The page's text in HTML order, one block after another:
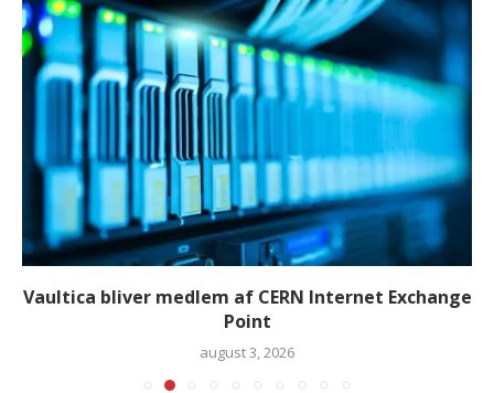
Vaultica bliver medlem af CERN Internet Exchange
Point
august 3, 2026